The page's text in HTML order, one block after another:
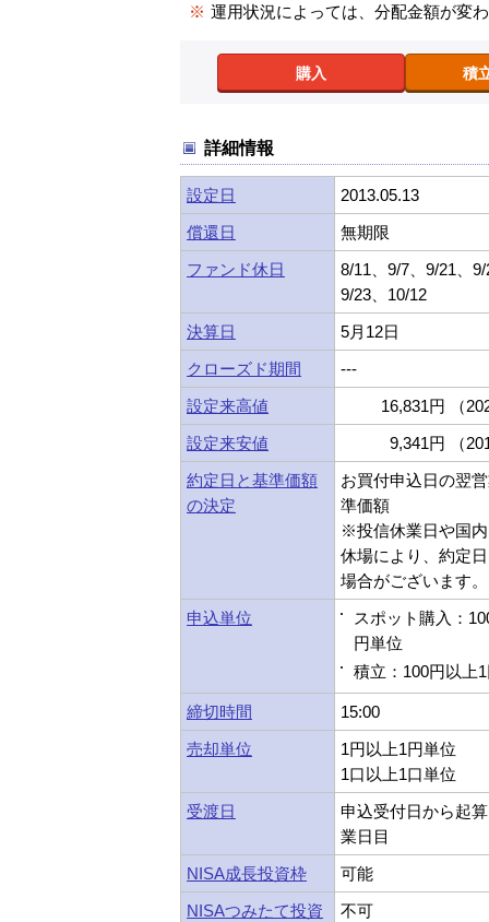
※ 運用状況によっては、分配金額が変
購入 積
詳細情報
設定日
2013.05.13
償還日
無期限
ファンド休日
8/11、9/7、9/21、
9/23、10/12
決算日
5月12日
クローズド期間
---
設定来高値
16,831円 （
設定来安値
9,341円 （
約定日と基準価額
の決定
お買付申込日の翌
準価額
※投信休業日や国
休場により、約定
場合がございます。
申込単位
スポット購入：
円単位
積立：100円以上
締切時間
15:00
売却単位
1円以上1円単位
1口以上1口単位
受渡日
申込受付日から起
業日目
NISA成長投資枠
可能
NISAつみたて投資
不可